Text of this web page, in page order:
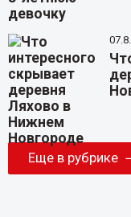
Еще в рубрике